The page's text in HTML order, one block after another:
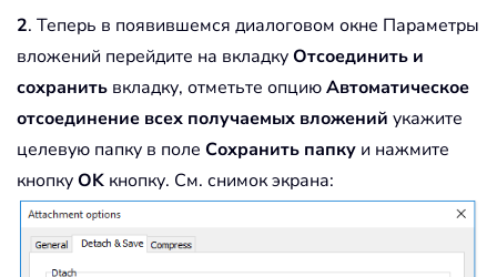
2. Теперь в появившемся диалоговом окне Параметры
вложений перейдите на вкладкуОтсоединить и
сохранить вкладку, отметьте опциюАвтоматическое
отсоединение всех получаемых вложений укажите
целевую папку в поле Сохранить папку и нажмите
кнопкуOK кнопку. См. снимок экрана: